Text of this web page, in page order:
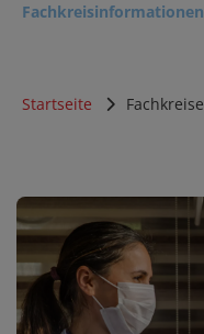
Fachkreisinformationen
Startseite Fachkreise